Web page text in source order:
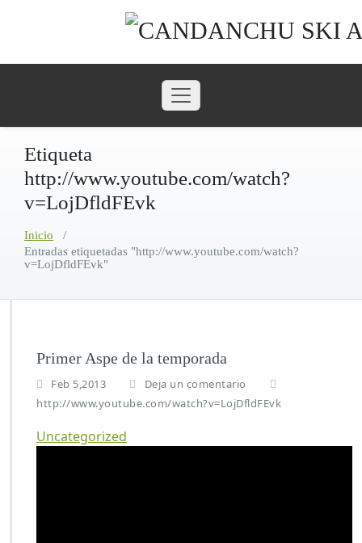
Etiqueta
http://www.youtube.com/watch?
v=LojDfldFEvk
Inicio /
Entradas etiquetadas "http://www.youtube.com/watch?
v=LojDfldFEvk"
Primer Aspe de la temporada
Feb 5,2013
Deja un comentario
http://www.youtube.com/watch?v=LojDfldFEvk
Uncategorized